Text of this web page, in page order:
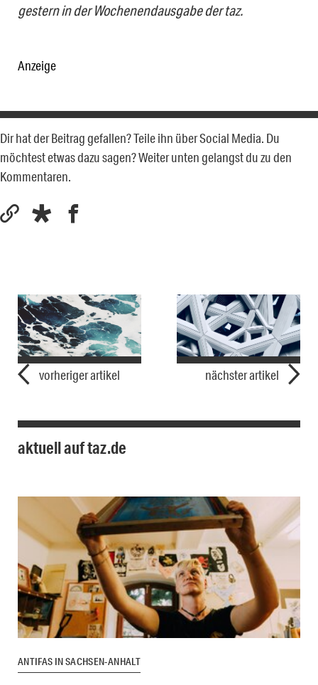
gestern in der Wochenendausgabe der taz.
Anzeige
Dir hat der Beitrag gefallen? Teile ihn über Social Media. Du
möchtest etwas dazu sagen? Weiter unten gelangst du zu den
Kommentaren.
vorheriger artikel nächster artikel
aktuell auf taz.de
ANTIFAS IN SACHSEN-ANHALT